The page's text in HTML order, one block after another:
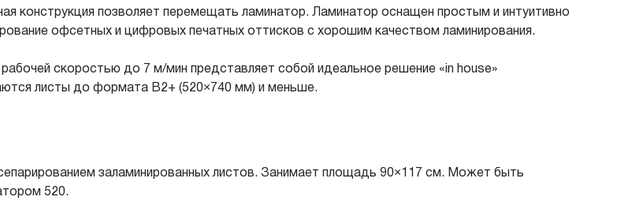
конструкция позволяет перемещать ламинатор. Ламинатор оснащен простым и интуитивно
офсетных и цифровых печатных оттисков с хорошим качеством ламинирования.
скоростью до 7 м/мин представляет собой идеальное решение «in house»
листы до формата B2+ (520×740 мм) и меньше.
заламинированных листов. Занимает площадь 90×117 см. Может быть
520.